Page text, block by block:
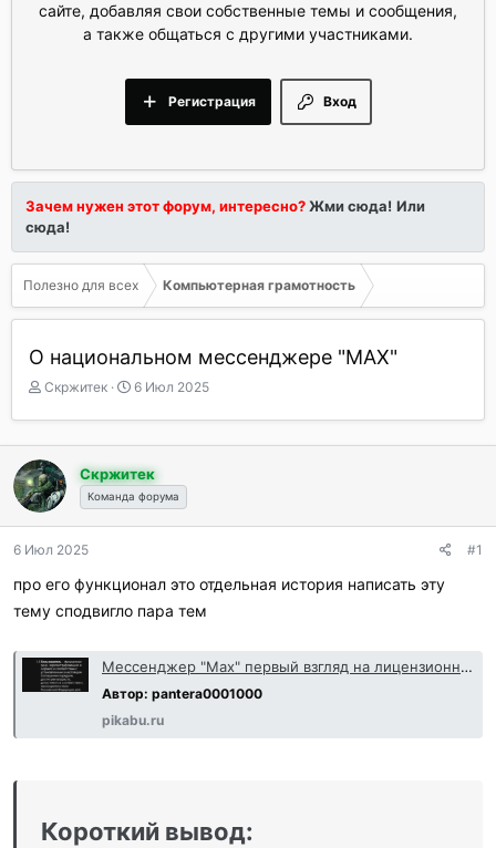
сайте, добавляя свои собственные темы и сообщения,
а также общаться с другими участниками.
Вход
Регистрация
Зачем нужен этот форум, интересно?Жми сюда! Или
сюда!
Полезно для всех Компьютерная грамотность
О национальном мессенджере "МАХ"
А
т
о
р
т
е
м
ы
Скржитек
Д
т
а
н
а
ч
а
6 Июл 2025
Скржитек
Команда форума
6 Июл 2025 #1
про его функционал это отдельная история написать эту
тему сподвигло пара тем
Мессенджер "Max" первый взгляд на лицензионное соглашение и политику конфиденциальности
Автор: pantera0001000
pikabu.ru
Короткий вывод: